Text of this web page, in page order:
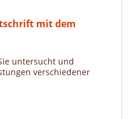
mit dem
untersucht und
verschiedener